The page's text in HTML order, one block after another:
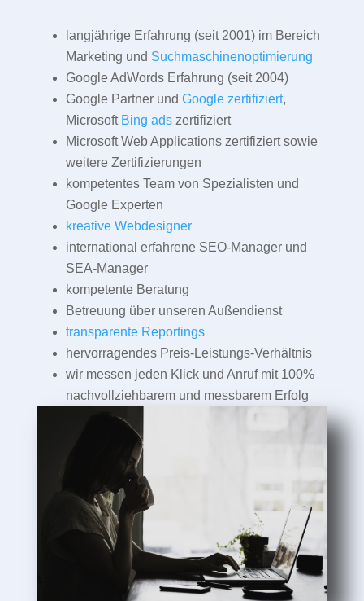
langjährige Erfahrung (seit 2001) im Bereich
Marketing und Suchmaschinenoptimierung
Google AdWords Erfahrung (seit 2004)
Google Partner und Google zertifiziert,
Microsoft Bing adszertifiziert
Microsoft Web Applications zertifiziert sowie
weitere Zertifizierungen
kompetentes Team von Spezialisten und
Google Experten
kreative Webdesigner
international erfahrene SEO-Manager und
SEA-Manager
kompetente Beratung
Betreuung über unseren Außendienst
transparente Reportings
hervorragendes Preis-Leistungs-Verhältnis
wir messen jeden Klick und Anruf mit 100%
nachvollziehbarem und messbarem Erfolg